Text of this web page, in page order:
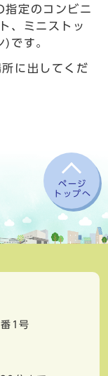
指定のコンビニ
、ミニストッ
です。
に出してくだ
ページ
トップへ
1号